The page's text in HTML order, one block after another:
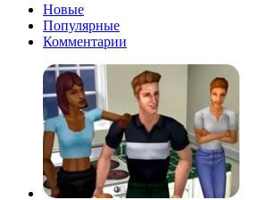
Новые
Популярные
Комментарии